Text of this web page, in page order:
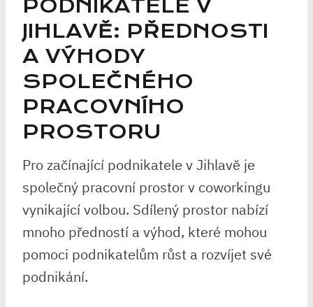
PODNIKATELE V
JIHLAVĚ: PŘEDNOSTI
A VÝHODY
SPOLEČNÉHO
PRACOVNÍHO
PROSTORU
Pro začínající podnikatele v Jihlavě je
společný pracovní prostor v coworkingu
vynikající volbou. Sdílený prostor nabízí
mnoho předností a výhod, které mohou
pomoci podnikatelům růst a rozvíjet své
podnikání.